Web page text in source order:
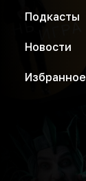
Подкасты
Новости
Избранное